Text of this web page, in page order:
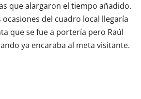
que alargaron el tiempo añadido.
ocasiones del cuadro local llegaría
que se fue a portería pero Raúl
ya encaraba al meta visitante.